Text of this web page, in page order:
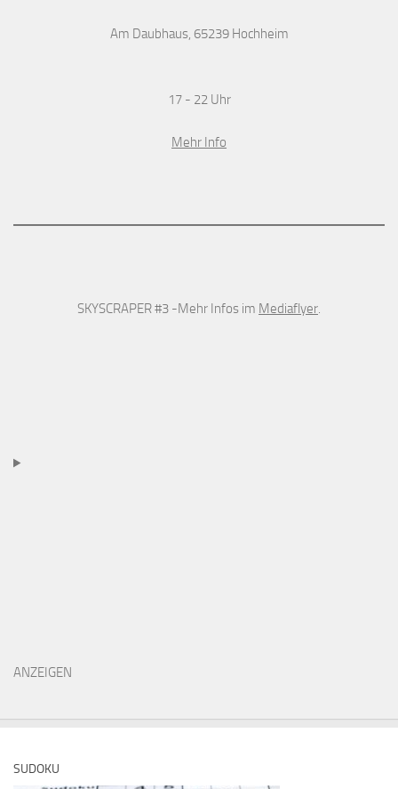
Am Daubhaus, 65239 Hochheim
17 - 22 Uhr
Mehr Info
SKYSCRAPER #3 -Mehr Infos im Mediaflyer.
ANZEIGEN
SUDOKU